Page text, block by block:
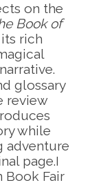
on the
Book of
rich
glossary
review
while
adventure
page.I
Book Fair